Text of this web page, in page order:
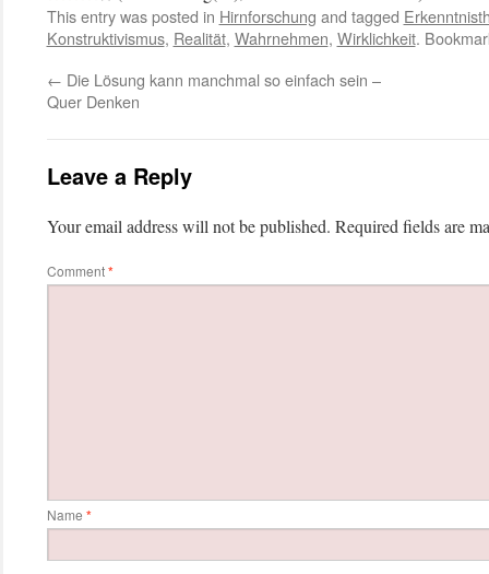
This entry was posted in Hirnforschung and tagged
Konstruktivismus, Realität, Wahrnehmen, Wirklichkeit.
← Die Lösung kann manchmal so einfach sein –
Quer Denken
Leave a Reply
Your email address will not be published. Required fields are
Comment*
Name *